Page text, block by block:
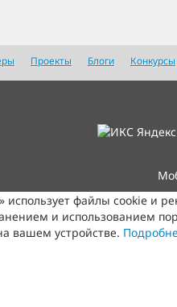
Проекты Блоги Конкурсы
файлы cookie и
и использованием
вашем устройстве.